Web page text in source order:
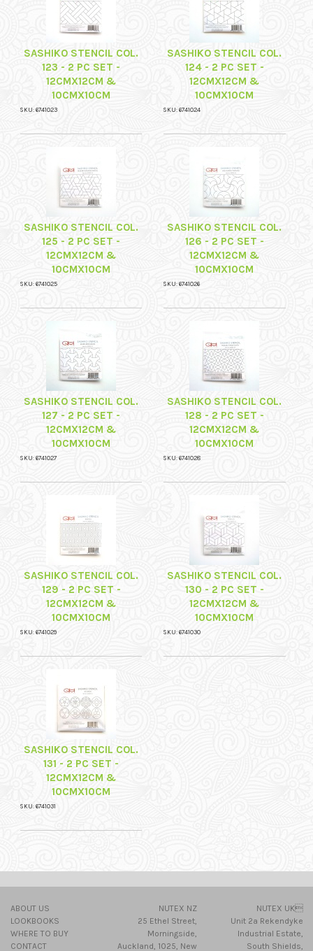
SASHIKO STENCIL COL.
123 - 2 PC SET -
12CMX12CM &
10CMX10CM
SKU: 6741023
SASHIKO STENCIL COL.
124 - 2 PC SET -
12CMX12CM &
10CMX10CM
SKU: 6741024
SASHIKO STENCIL COL.
125 - 2 PC SET -
12CMX12CM &
10CMX10CM
SKU: 6741025
SASHIKO STENCIL COL.
126 - 2 PC SET -
12CMX12CM &
10CMX10CM
SKU: 6741026
SASHIKO STENCIL COL.
127 - 2 PC SET -
12CMX12CM &
10CMX10CM
SKU: 6741027
SASHIKO STENCIL COL.
128 - 2 PC SET -
12CMX12CM &
10CMX10CM
SKU: 6741028
SASHIKO STENCIL COL.
129 - 2 PC SET -
12CMX12CM &
10CMX10CM
SKU: 6741029
SASHIKO STENCIL COL.
130 - 2 PC SET -
12CMX12CM &
10CMX10CM
SKU: 6741030
SASHIKO STENCIL COL.
131 - 2 PC SET -
12CMX12CM &
10CMX10CM
SKU: 6741031
ABOUT US
LOOKBOOKS
WHERE TO BUY
CONTACT
NUTEX NZ
25 Ethel Street,
Morningside,
Auckland, 1025, New
NUTEX UK
Unit 2a Rekendyke
Industrial Estate,
South Shields,